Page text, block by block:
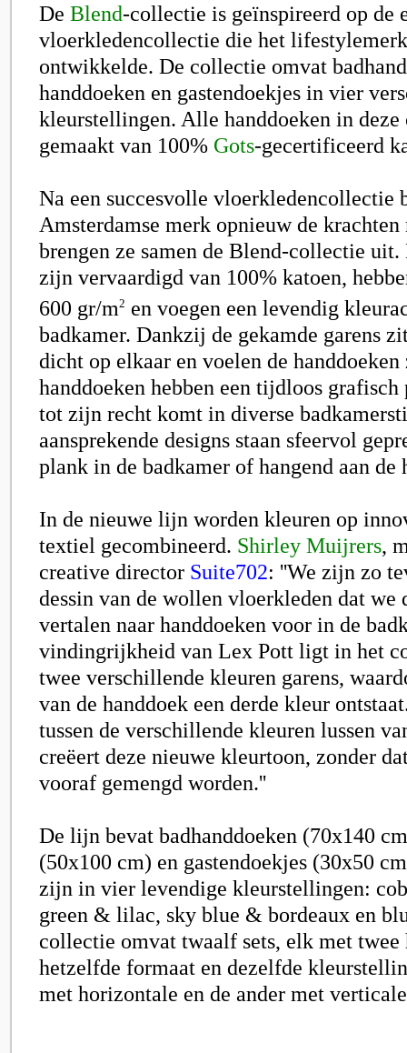
De Blend-collectie is geïnspireerd op de
vloerkledencollectie die het
ontwikkelde. De collectie omvat
handdoeken en gastendoekjes in vier
kleurstellingen. Alle handdoeken in
gemaakt van 100% Gots-gecertificeerd
Na een succesvolle vloerkledencollectie
Amsterdamse merk opnieuw de
brengen ze samen de Blend-collectie uit.
zijn vervaardigd van 100% katoen,
600 gr/m2 en voegen een levendig
badkamer. Dankzij de gekamde garens
dicht op elkaar en voelen de handdoeken
handdoeken hebben een tijdloos grafisch
tot zijn recht komt in diverse
aansprekende designs staan sfeervol
plank in de badkamer of hangend aan de
In de nieuwe lijn worden kleuren op
textiel gecombineerd. Shirley Muijrers,
creative director Suite702: ''We zijn zo
dessin van de wollen vloerkleden dat we
vertalen naar handdoeken voor in de
vindingrijkheid van Lex Pott ligt in het
twee verschillende kleuren garens,
van de handdoek een derde kleur
tussen de verschillende kleuren lussen
creëert deze nieuwe kleurtoon, zonder
vooraf gemengd worden.''
De lijn bevat badhanddoeken (70x140
(50x100 cm) en gastendoekjes (30x50
zijn in vier levendige kleurstellingen:
green & lilac, sky blue & bordeaux en
collectie omvat twaalf sets, elk met twee
hetzelfde formaat en dezelfde
met horizontale en de ander met